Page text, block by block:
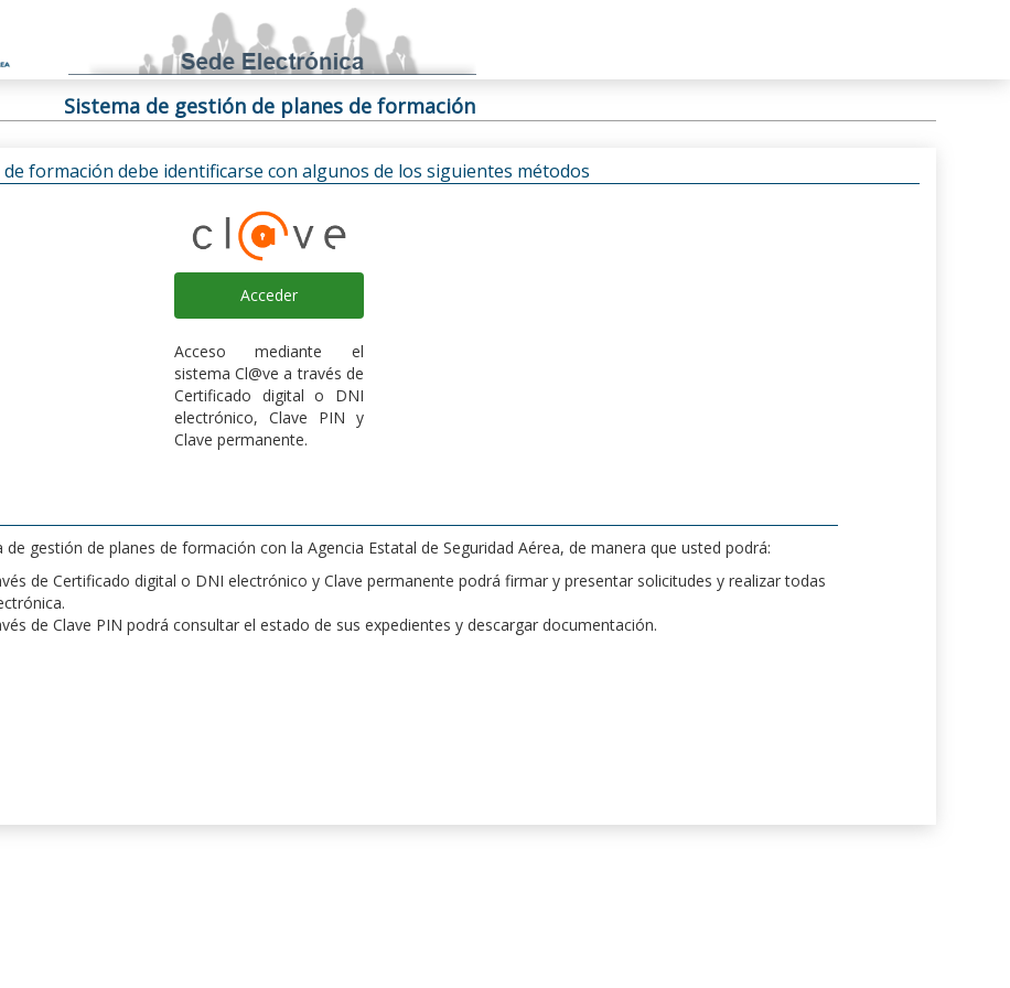
Sistema de gestión de planes de formación
formación debe identificarse con algunos de los siguientes métodos
Acceder
Acceso mediante el
sistema Cl@ve a través de
Certificado digital o DNI
electrónico, Clave PIN y
Clave permanente.
gestión de planes de formación con la Agencia Estatal de Seguridad Aérea, de manera que usted podrá:
de Certificado digital o DNI electrónico y Clave permanente podrá firmar y presentar solicitudes y realizar todas
de Clave PIN podrá consultar el estado de sus expedientes y descargar documentación.